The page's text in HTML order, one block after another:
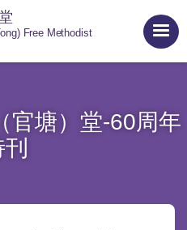
Free Methodist
官塘）堂-60周年